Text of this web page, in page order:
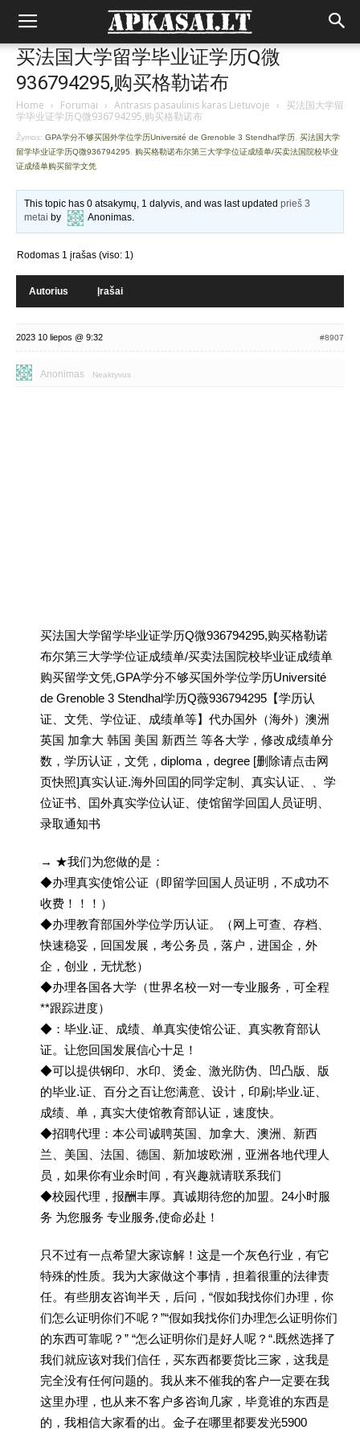
买法国大学留学毕业证学历Q微
936794295,购买格勒诺布
Home › Forumai › Antrasis pasaulinis karas Lietuvoje › 买法国大学留
学毕业证学历Q微936794295,购买格勒诺布
Žymos: GPA学分不够买国外学位学历Université de Grenoble 3 Stendhal学历 买法国大学
留学毕业证学历Q微936794295
购买格勒诺布尔第三大学学位证成绩单/买卖法国院校毕业
证成绩单购买留学文凭
This topic has 0 atsakymų, 1 dalyvis, and was last updatedprieš 3
metai by Anonimas.
Rodomas 1 įrašas (viso: 1)
Autorius Įrašai
2023 10 liepos @ 9:32 #8907
Anonimas Neaktyvus
买法国大学留学毕业证学历Q微936794295,购买格勒诺
布尔第三大学学位证成绩单/买卖法国院校毕业证成绩单
购买留学文凭,GPA学分不够买国外学位学历Université
de Grenoble 3 Stendhal学历Q薇936794295【学历认
证、文凭、学位证、成绩单等】代办国外（海外）澳洲
英国 加拿大 韩国 美国 新西兰 等各大学，修改成绩单分
数，学历认证，文凭，diploma，degree [删除请点击网
页快照]真实认证.海外回囯的同学定制、真实认证、、学
位证书、囯外真实学位认证、使馆留学回囯人员证明、
录取通知书
→ ★我们为您做的是：
◆办理真实使馆公证（即留学回国人员证明，不成功不
收费！！！）
◆办理教育部国外学位学历认证。（网上可查、存档、
快速稳妥，回国发展，考公务员，落户，进国企，外
企，创业，无忧愁）
◆办理各国各大学（世界名校一对一专业服务，可全程
**跟踪进度）
◆：毕业.证、成绩、单真实使馆公证、真实教育部认
证。让您回国发展信心十足！
◆可以提供钢印、水印、烫金、激光防伪、凹凸版、版
的毕业.证、百分之百让您满意、设计，印刷;毕业.证、
成绩、单，真实大使馆教育部认证，速度快。
◆招聘代理：本公司诚聘英国、加拿大、澳洲、新西
兰、美国、法国、德国、新加坡欧洲，亚洲各地代理人
员，如果你有业余时间，有兴趣就请联系我们
◆校园代理，报酬丰厚。真诚期待您的加盟。24小时服
务 为您服务 专业服务,使命必赴！
只不过有一点希望大家谅解！这是一个灰色行业，有它
特殊的性质。我为大家做这个事情，担着很重的法律责
任。有些朋友咨询半天，后问，“假如我找你们办理，你
们怎么证明你们不呢？”“假如我找你们办理怎么证明你们
的东西可靠呢？” “怎么证明你们是好人呢？“.既然选择了
我们就应该对我们信任，买东西都要货比三家，这我是
完全没有任何问题的。我从来不催我的客户一定要在我
这里办理，也从来不客户多咨询几家，毕竟谁的东西是
的，我相信大家看的出。金子在哪里都要发光5900